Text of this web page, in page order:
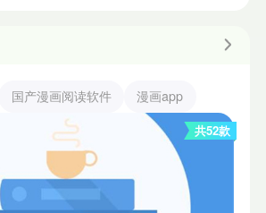
国产漫画阅读软件 漫画app
共52款